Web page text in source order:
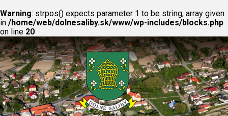
Warning: strpos() expects parameter 1 to be string, array given
in /home/web/dolnesaliby.sk/www/wp-includes/blocks.php
on line 20